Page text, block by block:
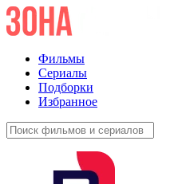
Фильмы
Сериалы
Подборки
Избранное